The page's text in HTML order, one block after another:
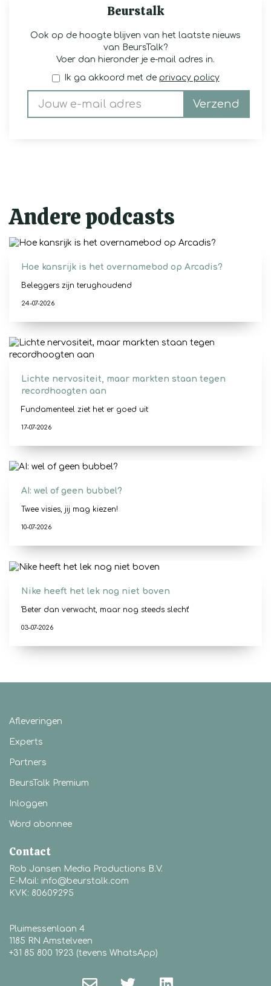
Beurstalk
Ook op de hoogte blijven van het laatste nieuws
van BeursTalk?
Voer dan hieronder je e-mail adres in.
Ik ga akkoord met de privacy policy
Verzend
Andere podcasts
Hoe kansrijk is het overnamebod op Arcadis?
Beleggers zijn terughoudend
24-07-2026
Lichte nervositeit, maar markten staan tegen
recordhoogten aan
Fundamenteel ziet het er goed uit
17-07-2026
AI: wel of geen bubbel?
Twee visies, jij mag kiezen!
10-07-2026
Nike heeft het lek nog niet boven
'Beter dan verwacht, maar nog steeds slecht'
03-07-2026
Afleveringen
Experts
Partners
BeursTalk Premium
Inloggen
Word abonnee
Contact
Rob Jansen Media Productions B.V.
E-Mail: info@beurstalk.com
KVK: 80609295
Pluimessenlaan 4
1185 RN Amstelveen
+31 85 800 1923 (tevens WhatsApp)